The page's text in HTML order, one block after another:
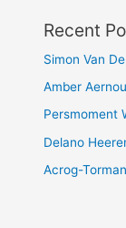
Recent
Simon Van
Amber
Persmoment
Delano
Acrog-